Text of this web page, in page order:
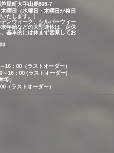
屋町大字山鹿808-7
曜日（水曜日・木曜日が祭日
たします。）
デンウィーク、シルバーウィー
年始などの大型連休は、定休
、基本的には休まず営業してお
16：00（ラストオーダー）
～16：00 (ラストオーダー)
等）
（ラストオーダー）